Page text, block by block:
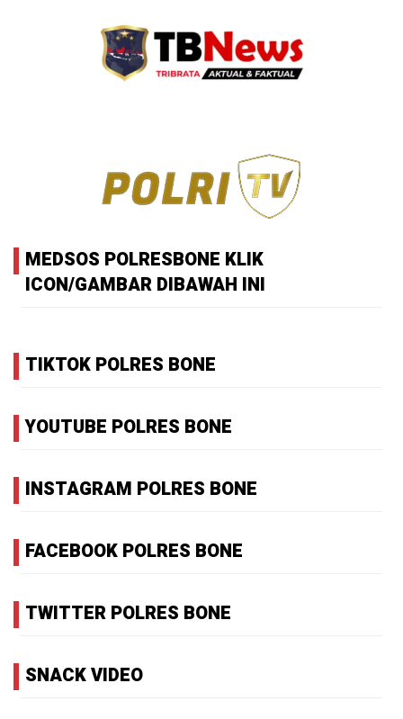
MEDSOS POLRESBONE KLIK
ICON/GAMBAR DIBAWAH INI
TIKTOK POLRES BONE
YOUTUBE POLRES BONE
INSTAGRAM POLRES BONE
FACEBOOK POLRES BONE
TWITTER POLRES BONE
SNACK VIDEO